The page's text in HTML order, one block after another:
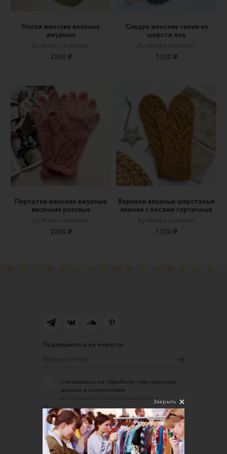
Носки женские вязаные
ажурные
By Annike knitwear
2200 ₽
Следуи женские синие из
шерсти яка
By Annike knitwear
1300 ₽
Перчатки женские ажурные
весенние розовые
By Annike knitwear
2200 ₽
Варежки вязаные шерстяные
зимние с косами горчичные
By Annike knitwear
1700 ₽
Подпишитесь на новости
Соглашаюсь на обработку персональных
данных в соответствии
с
О нас
Открыть магазин
Участие в офлайн-маркете
Закрыть